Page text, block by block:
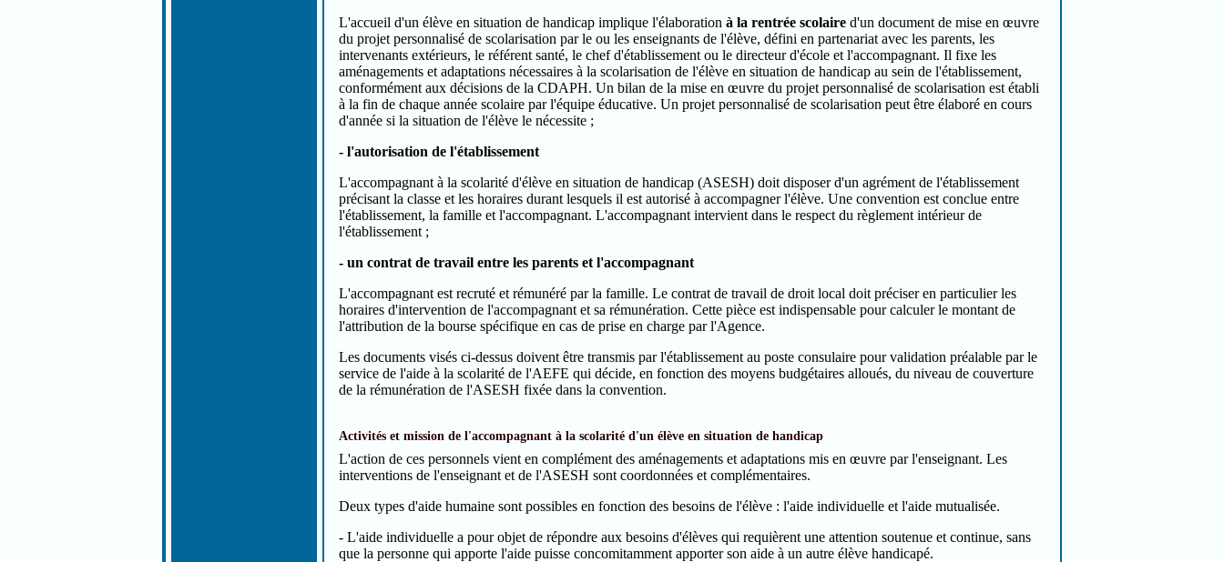
L'accueil d'un élève en situation de handicap implique l'élaboration à la rentrée scolaire d'un document de mise en œuvre
du projet personnalisé de scolarisation par le ou les enseignants de l'élève, défini en partenariat avec les parents, les
intervenants extérieurs, le référent santé, le chef d'établissement ou le directeur d'école et l'accompagnant. Il fixe les
aménagements et adaptations nécessaires à la scolarisation de l'élève en situation de handicap au sein de l'établissement,
conformément aux décisions de la CDAPH. Un bilan de la mise en œuvre du projet personnalisé de scolarisation est établi
à la fin de chaque année scolaire par l'équipe éducative. Un projet personnalisé de scolarisation peut être élaboré en cours
d'année si la situation de l'élève le nécessite ;
- l'autorisation de l'établissement
L'accompagnant à la scolarité d'élève en situation de handicap (ASESH) doit disposer d'un agrément de l'établissement
précisant la classe et les horaires durant lesquels il est autorisé à accompagner l'élève. Une convention est conclue entre
l'établissement, la famille et l'accompagnant. L'accompagnant intervient dans le respect du règlement intérieur de
l'établissement ;
- un contrat de travail entre les parents et l'accompagnant
L'accompagnant est recruté et rémunéré par la famille. Le contrat de travail de droit local doit préciser en particulier les
horaires d'intervention de l'accompagnant et sa rémunération. Cette pièce est indispensable pour calculer le montant de
l'attribution de la bourse spécifique en cas de prise en charge par l'Agence.
Les documents visés ci-dessus doivent être transmis par l'établissement au poste consulaire pour validation préalable par le
service de l'aide à la scolarité de l'AEFE qui décide, en fonction des moyens budgétaires alloués, du niveau de couverture
de la rémunération de l'ASESH fixée dans la convention.
Activités et mission de l'accompagnant à la scolarité d'un élève en situation de handicap
L'action de ces personnels vient en complément des aménagements et adaptations mis en œuvre par l'enseignant. Les
interventions de l'enseignant et de l'ASESH sont coordonnées et complémentaires.
Deux types d'aide humaine sont possibles en fonction des besoins de l'élève : l'aide individuelle et l'aide mutualisée.
- L'aide individuelle a pour objet de répondre aux besoins d'élèves qui requièrent une attention soutenue et continue, sans
que la personne qui apporte l'aide puisse concomitamment apporter son aide à un autre élève handicapé.